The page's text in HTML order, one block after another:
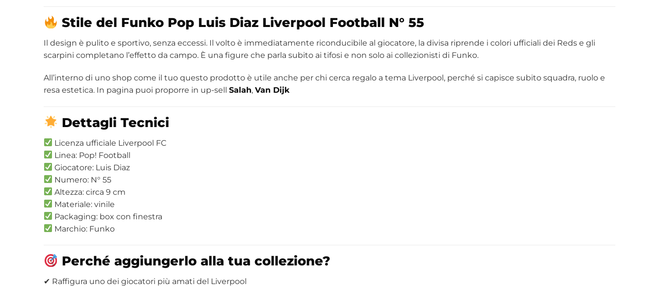
Stile del Funko Pop Luis Diaz Liverpool Football N° 55
Il design è pulito e sportivo, senza eccessi. Il volto è immediatamente riconducibile al giocatore, la divisa riprende i colori ufficiali dei Reds e gli
scarpini completano l’effetto da campo. È una figure che parla subito ai tifosi e non solo ai collezionisti di Funko.
All’interno di uno shop come il tuo questo prodotto è utile anche per chi cerca regalo a tema Liverpool, perché si capisce subito squadra, ruolo e
resa estetica. In pagina puoi proporre in up-sell Salah, Van Dijk
Dettagli Tecnici
Licenza ufficiale Liverpool FC
Linea: Pop! Football
Giocatore: Luis Diaz
Numero: N° 55
Altezza: circa 9 cm
Materiale: vinile
Packaging: box con finestra
Marchio: Funko
Perché aggiungerlo alla tua collezione?
✔ Raffigura uno dei giocatori più amati del Liverpool